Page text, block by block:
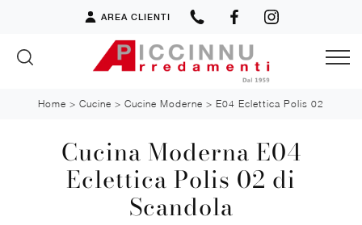
AREA CLIENTI
Home > Cucine > Cucine Moderne > E04 Eclettica Polis 02
Cucina Moderna E04
Eclettica Polis 02 di
Scandola